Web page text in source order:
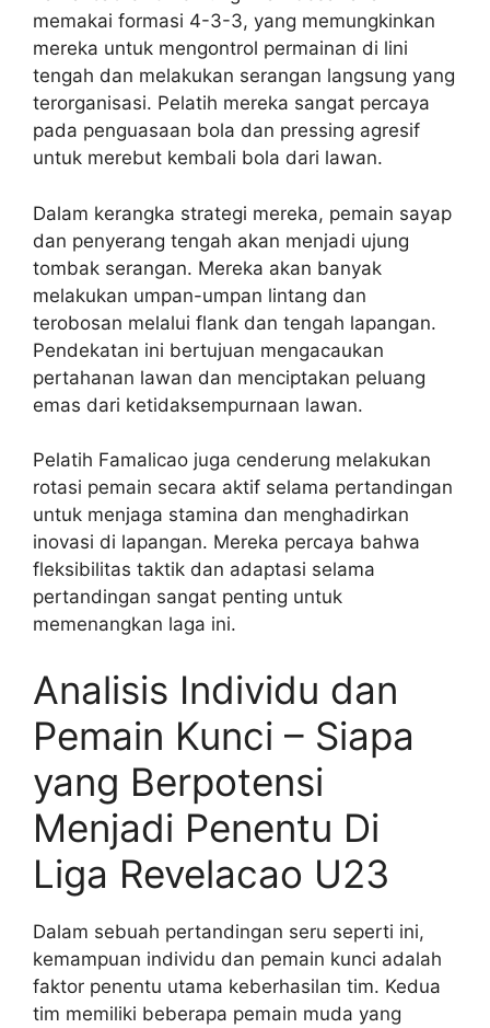
memakai formasi 4-3-3, yang memungkinkan
mereka untuk mengontrol permainan di lini
tengah dan melakukan serangan langsung yang
terorganisasi. Pelatih mereka sangat percaya
pada penguasaan bola dan pressing agresif
untuk merebut kembali bola dari lawan.
Dalam kerangka strategi mereka, pemain sayap
dan penyerang tengah akan menjadi ujung
tombak serangan. Mereka akan banyak
melakukan umpan-umpan lintang dan
terobosan melalui flank dan tengah lapangan.
Pendekatan ini bertujuan mengacaukan
pertahanan lawan dan menciptakan peluang
emas dari ketidaksempurnaan lawan.
Pelatih Famalicao juga cenderung melakukan
rotasi pemain secara aktif selama pertandingan
untuk menjaga stamina dan menghadirkan
inovasi di lapangan. Mereka percaya bahwa
fleksibilitas taktik dan adaptasi selama
pertandingan sangat penting untuk
memenangkan laga ini.
Analisis Individu dan
Pemain Kunci – Siapa
yang Berpotensi
Menjadi Penentu Di
Liga Revelacao U23
Dalam sebuah pertandingan seru seperti ini,
kemampuan individu dan pemain kunci adalah
faktor penentu utama keberhasilan tim. Kedua
tim memiliki beberapa pemain muda yang